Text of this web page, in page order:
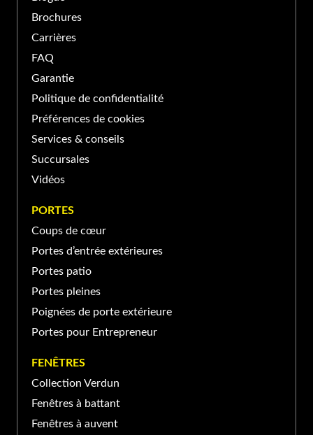
139 Boul Sir-Wilfrid-Laurier,
Saint-Basile-le-Grand, QC
J3N, Canada
PORTE ET FENÊTRES VERDUN À SAINT-
370 Rue Laberge, Saint-Jean-
Brochures
Carrières
FAQ
Garantie
Politique de confidentialité
Préférences de cookies
Services & conseils
Succursales
Vidéos
PORTES
Coups de cœur
Portes d’entrée extérieures
Portes patio
Portes pleines
Poignées de porte extérieure
Portes pour Entrepreneur
FENÊTRES
Collection Verdun
Fenêtres à battant
Fenêtres à auvent